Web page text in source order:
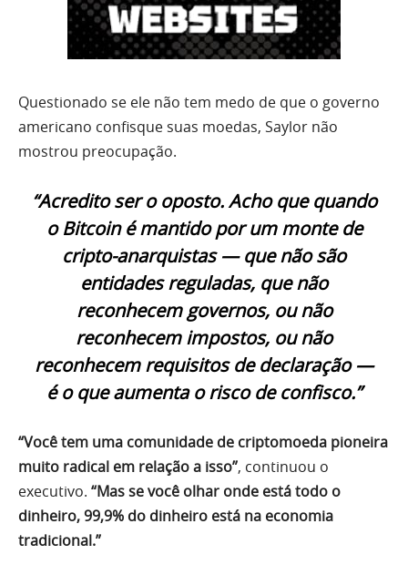
Questionado se ele não tem medo de que o governo
americano confisque suas moedas, Saylor não
mostrou preocupação.
“Acredito ser o oposto. Acho que quando
o Bitcoin é mantido por um monte de
cripto-anarquistas — que não são
entidades reguladas, que não
reconhecem governos, ou não
reconhecem impostos, ou não
reconhecem requisitos de declaração —
é o que aumenta o risco de confisco.”
“Você tem uma comunidade de criptomoeda pioneira
muito radical em relação a isso”, continuou o
executivo. “Mas se você olhar onde está todo o
dinheiro, 99,9% do dinheiro está na economia
tradicional.”